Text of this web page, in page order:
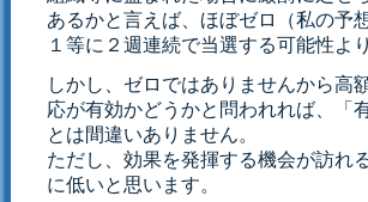
あるかと言えば、ほぼゼロ（私の予
１等に２週連続で当選する可能性よ
しかし、ゼロではありませんから高
応が有効かどうかと問われれば、「
とは間違いありません。
ただし、効果を発揮する機会が訪れ
に低いと思います。